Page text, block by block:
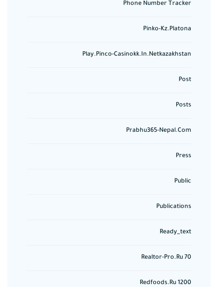
Phone Number Tracker
Pinko-Kz.platona
Play.pinco-Casinokk.in.netkazakhstan
Post
Posts
Prabhu365-Nepal.com
Press
Public
Publications
Ready_text
Realtor-Pro.ru 70
Redfoods.ru 1200